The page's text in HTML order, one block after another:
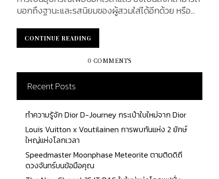
บอกถึงฐานะและรสนิยมของผู้สวมใส่ได้อีกด้วย หรือ
สะสมตัวยงทั้งหลาย ความโดดเด่นของดีไซน์อันหรูหรา
ผสมผสานเข้ากับเทคโนโลยีที่เข้ากันได้อย่างลงตัว
บทความนี้จะพาทุกท่านไปทำความรู้จักกับ 10 แบรนด์ที่
ยังคงความคลาสสิก ซึ่งคนทั่วโลก ชื่นชอบและใฝ่ฝัน
อยากครอบครองเป็นเจ้าของ...
CONTINUE READING
CONTINUE READING
0 COMMENTS
Recent Posts
ทำความรู้จัก Dior D-Journey กระเป๋าใบใหม่จาก Dior
Louis Vuitton x Voutilainen การพบกันแห่ง 2 ยักษ์
ใหญ่แห่งโลกเวลา
Speedmaster Moonphase Meteorite ตามติดดิถี
ดวงจันทร์บนข้อมือคุณ